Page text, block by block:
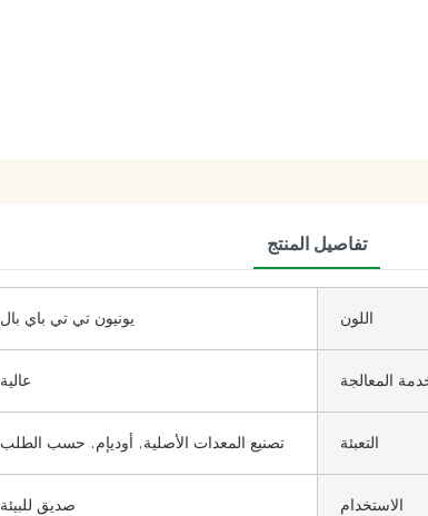
تفاصيل المنتج
يونيون تي تي باي بال اللون
عالية المعالجة
تصنيع المعدات الأصلية. أوديإم. حسب الطلب التعبئة
صديق للبيئة الاستخدام